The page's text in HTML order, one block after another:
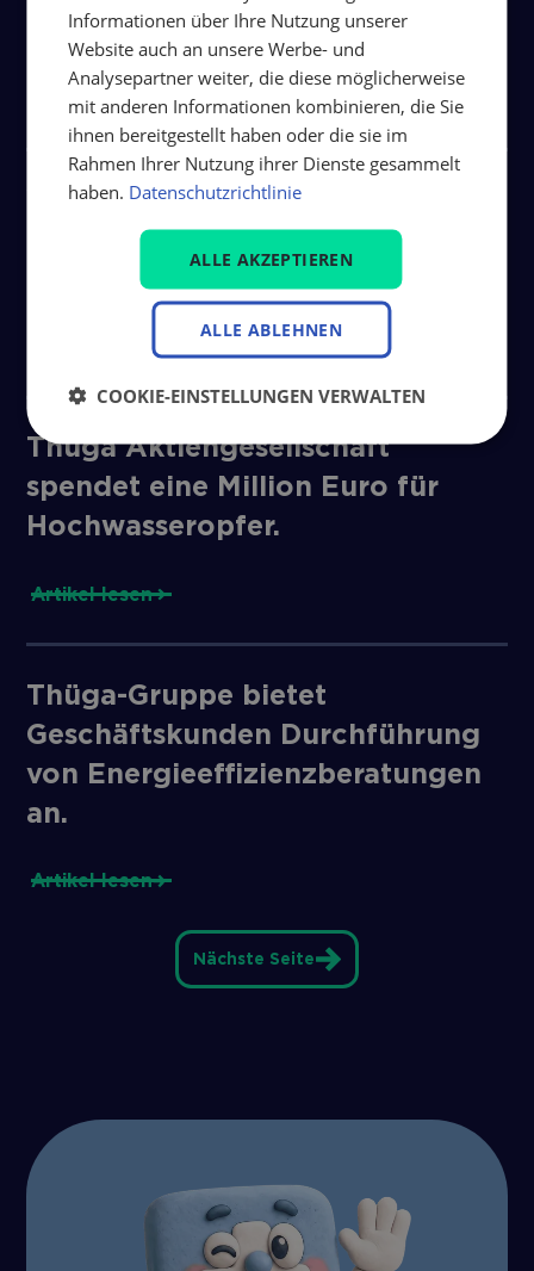
Weitere Beiträge
Wir machen Stadtwerke stark –
thüga solutions auf der E-world
2026 in Essen
Artikel lesen
Thüga Aktiengesellschaft
spendet eine Million Euro für
Hochwasseropfer.
Artikel lesen
Thüga-Gruppe bietet
Geschäftskunden Durchführung
von Energieeffizienzberatungen
an.
Artikel lesen
Nächste Seite
Informationen über Ihre Nutzung unserer
Website auch an unsere Werbe- und
Analysepartner weiter, die diese möglicherweise
mit anderen Informationen kombinieren, die Sie
ihnen bereitgestellt haben oder die sie im
Rahmen Ihrer Nutzung ihrer Dienste gesammelt
haben. Datenschutzrichtlinie
ALLE AKZEPTIEREN
ALLE ABLEHNEN
COOKIE-EINSTELLUNGEN VERWALTEN